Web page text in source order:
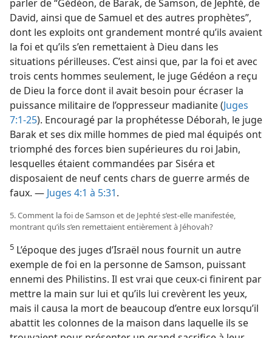
parler de “Gédéon, de Barak, de Samson, de Jephté, de
David, ainsi que de Samuel et des autres prophètes”,
dont les exploits ont grandement montré qu’ils avaient
la foi et qu’ils s’en remettaient à Dieu dans les
situations périlleuses. C’est ainsi que, par la foi et avec
trois cents hommes seulement, le juge Gédéon a reçu
de Dieu la force dont il avait besoin pour écraser la
puissance militaire de l’oppresseur madianite (Juges
7:1-25). Encouragé par la prophétesse Déborah, le juge
Barak et ses dix mille hommes de pied mal équipés ont
triomphé des forces bien supérieures du roi Jabin,
lesquelles étaient commandées par Siséra et
disposaient de neuf cents chars de guerre armés de
faux. — Juges 4:1 à 5:31.
5. Comment la foi de Samson et de Jephté s’est-​elle manifestée,
montrant qu’ils s’en remettaient entièrement à Jéhovah?
5 L’époque des juges d’Israël nous fournit un autre
exemple de foi en la personne de Samson, puissant
ennemi des Philistins. Il est vrai que ceux-ci finirent par
mettre la main sur lui et qu’ils lui crevèrent les yeux,
mais il causa la mort de beaucoup d’entre eux lorsqu’il
abattit les colonnes de la maison dans laquelle ils se